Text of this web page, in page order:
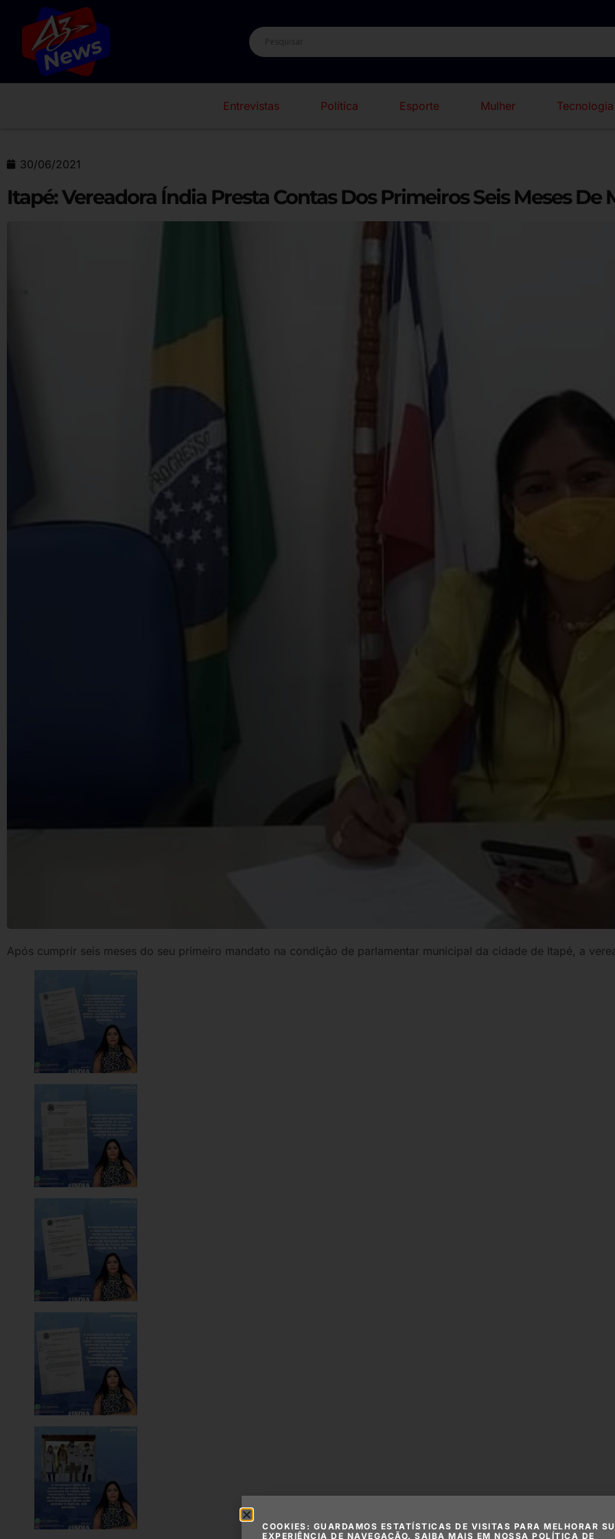
Entrevistas Política Esporte Mulher Tecnologia
30/06/2021
Itapé: Vereadora Índia Presta Contas Dos Primeiros Seis Meses De
Após cumprir seis meses do seu primeiro mandato na condição de parlamentar municipal da cidade de Itapé, a
COOKIES: GUARDAMOS ESTATÍSTICAS DE VISITAS PARA MELHORAR
EXPERIÊNCIA DE NAVEGAÇÃO. SAIBA MAIS EM NOSSA POLÍTICA DE